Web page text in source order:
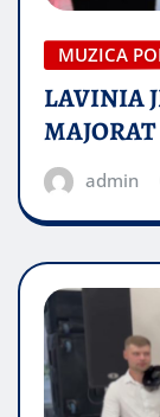
MUZICA
LAVINIA
admin